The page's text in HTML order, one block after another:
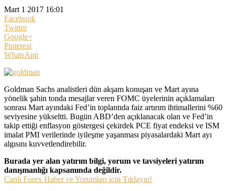
Mart 1 2017 16:01
Facebook
Twitter
Google+
Pinterest
WhatsApp
Goldman Sachs analistleri dün akşam konuşan ve Mart ayına
yönelik şahin tonda mesajlar veren FOMC üyelerinin açıklamaları
sonrası Mart ayındaki Fed’in toplantıda faiz artırım ihtimallerini %60
seviyesine yükseltti. Bugün ABD’den açıklanacak olan ve Fed’in
takip ettiği enflasyon göstergesi çekirdek PCE fiyat endeksi ve ISM
imalat PMI verilerinde iyileşme yaşanması piyasalardaki Mart ayı
algısını kuvvetlendirebilir.
Burada yer alan yatırım bilgi, yorum ve tavsiyeleri yatırım
danışmanlığı kapsamında değildir.
Canlı Forex Haber ve Yorumları için Tıklayın!